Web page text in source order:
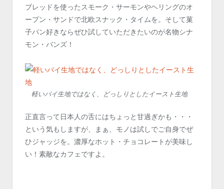
ブレッドを使ったスモーク・サーモンやヘリングのオ
ープン・サンドで北欧スナック・タイムを。そして菓
子パン好きならぜひ試していただきたいのが名物シナ
モン・バンズ！
軽いパイ生地ではなく、どっしりとしたイースト生地
正直言って日本人の舌にはちょっと甘過ぎかも・・・
という気もしますが、まぁ、モノは試しでご自身でぜ
ひジャッジを。濃厚なホット・チョコレートが美味し
い！素敵なカフェですよ。